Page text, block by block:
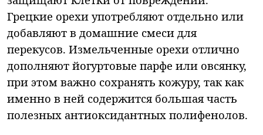
Грецкие орехи употребляют отдельно или
добавляют в домашние смеси для
перекусов. Измельченные орехи отлично
дополняют йогуртовые парфе или овсянку,
при этом важно сохранять кожуру, так как
именно в ней содержится большая часть
полезных антиоксидантных полифенолов.